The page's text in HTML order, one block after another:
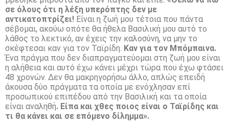
σε όλους ότι η λέξη υπερόπτης δεν με
αντικατοπτρίζει! Είναι η ζωή μου τέτοια που πάντα
σέβομαι, ακούω οπότε θα ήθελα Βασιλική μου αυτό το
λάθος το λεκτικό, αν έχεις την καλοσύνη, να μην το
σκέφτεσαι καν για τον Ταϊρίδη. Καν για τον Μπόμπαινα.
Ένα πράγμα που δεν διαπραγματεύομαι στη ζωή μου είναι
η αλήθεια και αυτό έχω κάνει μέχρι τώρα που έχω φτάσει
48 χρονών. Δεν θα μακρηγορήσω άλλο, απλώς επειδή
άκουσα δύο πράγματα τα οποία με ενόχλησαν επί
προσωπικού επιπέδου από την Βασιλική και τα οποία
είναι αναληθή. Είπα και χθες ποιος είναι ο Ταϊρίδης και
τι θα κάνει και σε επόμενο δίλημμα».